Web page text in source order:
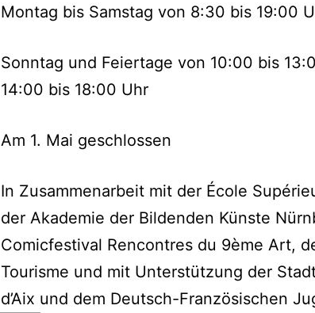
Montag bis Samstag von 8:30 bis 19:00
Sonntag und Feiertage von 10:00 bis
14:00 bis 18:00 Uhr
Am 1. Mai geschlossen
In Zusammenarbeit mit der École
der Akademie der Bildenden Künste
Comicfestival Rencontres du 9ème Art,
Tourisme und mit Unterstützung der
d’Aix und dem Deutsch-Französischen